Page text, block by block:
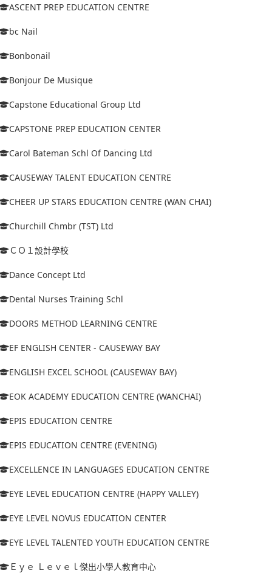
ASCENT PREP EDUCATION CENTRE
bc Nail
Bonbonail
Bonjour De Musique
Capstone Educational Group Ltd
CAPSTONE PREP EDUCATION CENTER
Carol Bateman Schl Of Dancing Ltd
CAUSEWAY TALENT EDUCATION CENTRE
CHEER UP STARS EDUCATION CENTRE (WAN CHAI)
Churchill Chmbr (TST) Ltd
ＣＯ１設計學校
Dance Concept Ltd
Dental Nurses Training Schl
DOORS METHOD LEARNING CENTRE
EF ENGLISH CENTER - CAUSEWAY BAY
ENGLISH EXCEL SCHOOL (CAUSEWAY BAY)
EOK ACADEMY EDUCATION CENTRE (WANCHAI)
EPIS EDUCATION CENTRE
EPIS EDUCATION CENTRE (EVENING)
EXCELLENCE IN LANGUAGES EDUCATION CENTRE
EYE LEVEL EDUCATION CENTRE (HAPPY VALLEY)
EYE LEVEL NOVUS EDUCATION CENTER
EYE LEVEL TALENTED YOUTH EDUCATION CENTRE
Ｅｙｅ Ｌｅｖｅｌ傑出小學人教育中心